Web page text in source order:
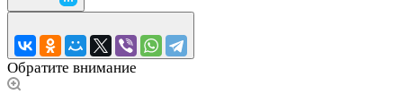
Обратите внимание